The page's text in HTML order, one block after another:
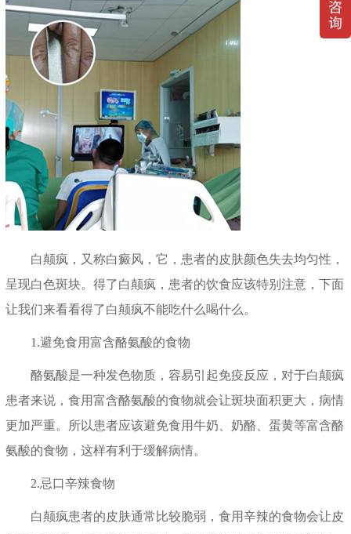
白颠疯，又称白癜风，它，患者的皮肤颜色失去均匀性，
呈现白色斑块。得了白颠疯，患者的饮食应该特别注意，下面
让我们来看看得了白颠疯不能吃什么喝什么。
1.避免食用富含酪氨酸的食物
酪氨酸是一种发色物质，容易引起免疫反应，对于白颠疯
患者来说，食用富含酪氨酸的食物就会让斑块面积更大，病情
更加严重。所以患者应该避免食用牛奶、奶酪、蛋黄等富含酪
氨酸的食物，这样有利于缓解病情。
2.忌口辛辣食物
白颠疯患者的皮肤通常比较脆弱，食用辛辣的食物会让皮